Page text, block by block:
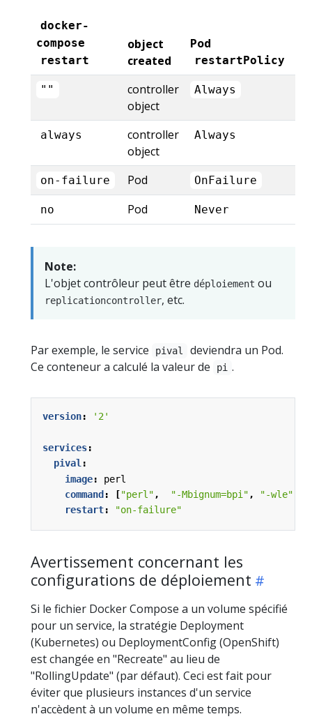
docker-
compose
restart
object
created
Pod
restartPolicy
""
controller
object
Always
always
controller
object
Always
on-failure Pod OnFailure
no Pod Never
Note:
L'objet contrôleur peut être déploiement ou
replicationcontroller, etc.
Par exemple, le service pival
deviendra un Pod.
Ce conteneur a calculé la valeur de
pi .
version: '2'
services:
pival :
image:
perl
command : ["perl" , "-Mbignum=bpi" , "-wle"
restart: "on-failure"
Avertissement concernant les
configurations de déploiement
Si le fichier Docker Compose a un volume spécifié
pour un service, la stratégie Deployment
(Kubernetes) ou DeploymentConfig (OpenShift)
est changée en "Recreate" au lieu de
"RollingUpdate" (par défaut). Ceci est fait pour
éviter que plusieurs instances d'un service
n'accèdent à un volume en même temps.